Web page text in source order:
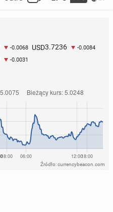
-0.0068 USD3.7236 -0.0084
-0.0031
Źródło: currencybeacon.com